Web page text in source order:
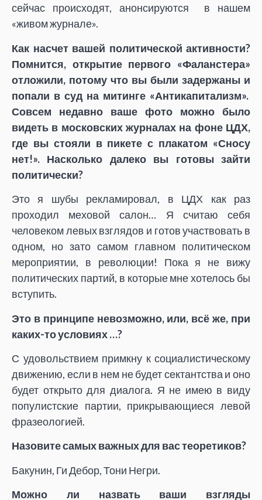
сейчас происходят, анонсируются в нашем
«живом журнале».
Как насчет вашей политической активности?
Помнится, открытие первого «Фаланстера»
отложили, потому что вы были задержаны и
попали в суд на митинге «Антикапитализм».
Совсем недавно ваше фото можно было
видеть в московских журналах на фоне ЦДХ,
где вы стояли в пикете с плакатом «Сносу
нет!». Насколько далеко вы готовы зайти
политически?
Это я шубы рекламировал, в ЦДХ как раз
проходил меховой салон… Я считаю себя
человеком левых взглядов и готов участвовать в
одном, но зато самом главном политическом
мероприятии, в революции! Пока я не вижу
политических партий, в которые мне хотелось бы
вступить.
Это в принципе невозможно, или, всё же, при
каких-то условиях …?
С удовольствием примкну к социалистическому
движению, если в нем не будет сектантства и оно
будет открыто для диалога. Я не имею в виду
популистские партии, прикрывающиеся левой
фразеологией.
Назовите самых важных для вас теоретиков?
Бакунин, Ги Дебор, Тони Негри.
Можно ли назвать ваши взгляды